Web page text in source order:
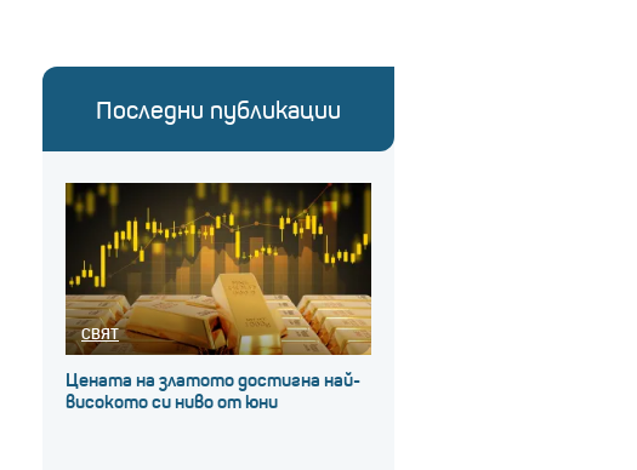
Последни публикации
СВЯТ
Цената на златото достигна най-
високото си ниво от юни